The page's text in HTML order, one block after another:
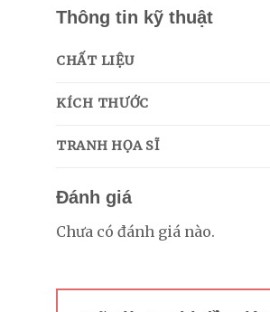
Thông tin kỹ thuật
CHẤT LIỆU
KÍCH THƯỚC
TRANH HỌA SĨ
Đánh giá
Chưa có đánh giá nào.